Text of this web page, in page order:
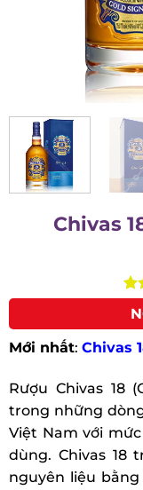
Chivas
Mới nhất: Chivas
Rượu Chivas 18
trong những
đầu Việt Nam với
tiêu dùng. Chivas
lọc nguyên liệu